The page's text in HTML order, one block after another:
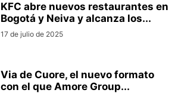
KFC abre nuevos restaurantes en
Bogotá y Neiva y alcanza los...
17 de julio de 2025
Via de Cuore, el nuevo formato
con el que Amore Group...